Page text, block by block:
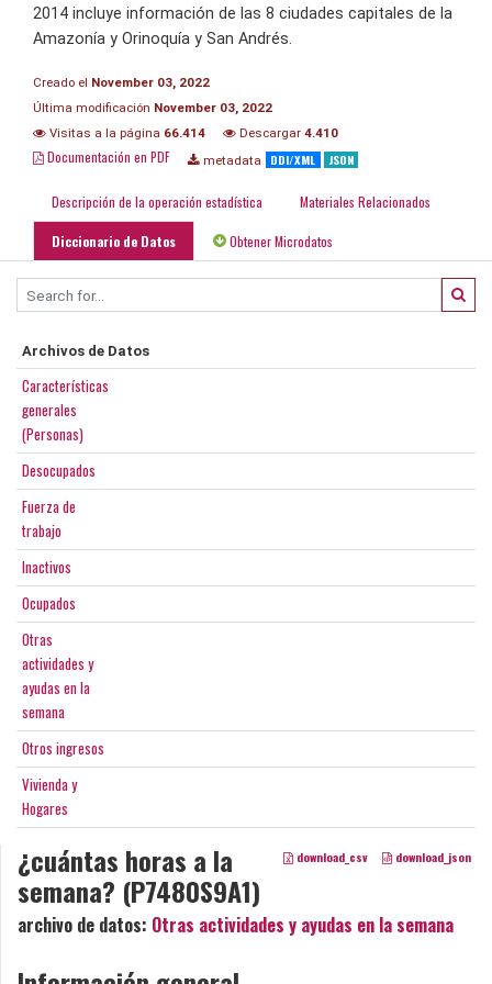
2014 incluye información de las 8 ciudades capitales de la
Amazonía y Orinoquía y San Andrés.
Creado el November 03, 2022
Última modificación November 03, 2022
Visitas a la página 66.414 Descargar 4.410
Documentación en PDF metadata DDI/XML JSON
Descripción de la operación estadística Materiales Relacionados
Diccionario de Datos Obtener Microdatos
Archivos de Datos
Características
generales
(Personas)
Desocupados
Fuerza de
trabajo
Inactivos
Ocupados
Otras
actividades y
ayudas en la
semana
Otros ingresos
Vivienda y
Hogares
download_csv download_json
¿cuántas horas a la
semana? (P7480S9A1)
archivo de datos: Otras actividades y ayudas en la semana